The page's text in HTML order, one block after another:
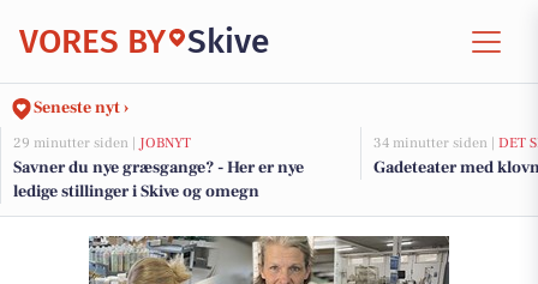
VORES BY Skive
Seneste nyt ›
29 minutter siden | JOBNYT
Savner du nye græsgange? - Her er nye
ledige stillinger i Skive og omegn
34 minutter siden | DET
Gadeteater med